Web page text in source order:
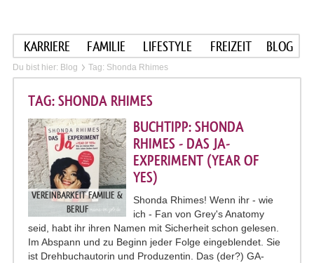
KARRIERE FAMILIE LIFESTYLE FREIZEIT BLOG
Du bist hier: Blog Tag: Shonda Rhimes
TAG: SHONDA RHIMES
VEREINBARKEIT FAMILIE &
BERUF
BUCHTIPP: SHONDA
RHIMES - DAS JA-
EXPERIMENT (YEAR OF
YES)
Shonda Rhimes! Wenn ihr - wie
ich - Fan von Grey's Anatomy
seid, habt ihr ihren Namen mit Sicherheit schon gelesen.
Im Abspann und zu Beginn jeder Folge eingeblendet. Sie
ist Drehbuchautorin und Produzentin. Das (der?) GA-